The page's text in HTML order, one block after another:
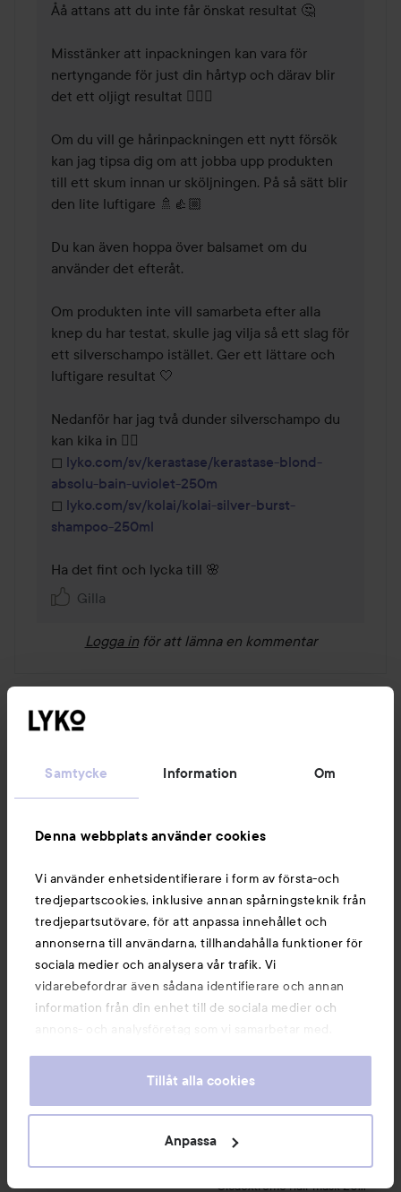
Samtycke Information Om
Denna webbplats använder cookies
Vi använder enhetsidentifierare i form av första-och
tredjepartscookies, inklusive annan spårningsteknik från
tredjepartsutövare, för att anpassa innehållet och
annonserna till användarna, tillhandahålla funktioner för
sociala medier och analysera vår trafik. Vi
vidarebefordrar även sådana identifierare och annan
information från din enhet till de sociala medier och
annons- och analysföretag som vi samarbetar med.
information som du har tillhandahållit eller som de har
våra cookies vid fortsatt användande av vår webbplats.
För information om hur du kan ändra inställningarna för
Tillåt alla cookies
Anpassa
Åå attans att du inte får önskat resultat 🤔
Misstänker att inpackningen kan vara för
nertyngande för just din hårtyp och därav blir
det ett oljigt resultat 🕵🏼‍♀️
Om du vill ge hårinpackningen ett nytt försök
kan jag tipsa dig om att jobba upp produkten
till ett skum innan ur sköljningen. På så sätt blir
den lite luftigare 🚿👍🏼
Du kan även hoppa över balsamet om du
använder det efteråt.
Om produkten inte vill samarbeta efter alla
knep du har testat, skulle jag vilja så ett slag för
ett silverschampo istället. Ger ett lättare och
luftigare resultat 🤍
Nedanför har jag två dunder silverschampo du
kan kika in 👇🏼
◻ lyko.com/sv/kerastase/kerastase-blond-
absolu-bain-uviolet-250m
◻ lyko.com/sv/kolai/kolai-silver-burst-
shampoo-250ml
Ha det fint och lycka till 🌸
Gilla
Logga in för att lämna en kommentar
Palette
SPONSRADPaletteIntensive Creme ColorationL9-0 Platinum
Kérastase
Blond AbsoluMasque
Cicaextreme hair mask200
KérastaseBlond Absolu